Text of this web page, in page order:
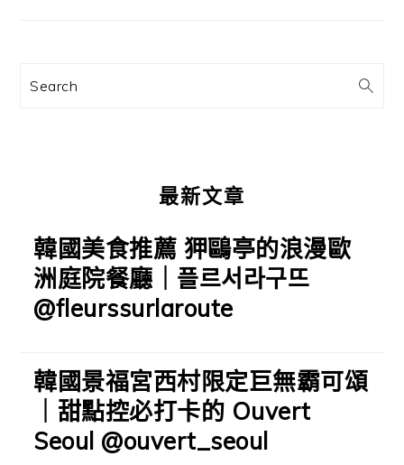
訊
Search
最新文章
韓國美食推薦 狎鷗亭的浪漫歐
洲庭院餐廳｜플르서라구뜨
@fleurssurlaroute
韓國景福宮西村限定巨無霸可頌
｜甜點控必打卡的 Ouvert
Seoul @ouvert_seoul